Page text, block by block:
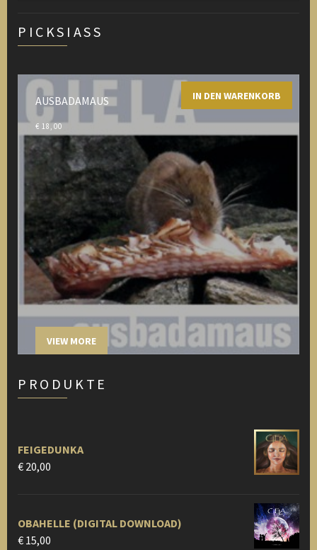
PICKSIASS
AUSBADAMAUS IN DEN WARENKORB
€ 18,00
VIEW MORE
PRODUKTE
FEIGEDUNKA
€ 20,00
OBAHELLE (DIGITAL DOWNLOAD)
€ 15,00